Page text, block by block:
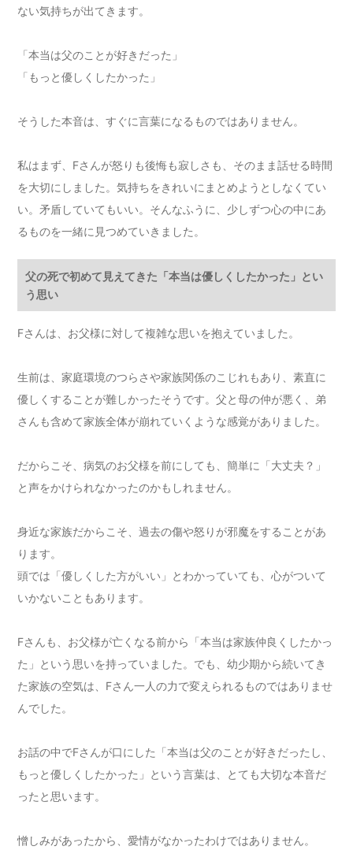
ない気持ちが出てきます。
「本当は父のことが好きだった」
「もっと優しくしたかった」
そうした本音は、すぐに言葉になるものではありません。
私はまず、Fさんが怒りも後悔も寂しさも、そのまま話せる時間
を大切にしました。気持ちをきれいにまとめようとしなくてい
い。矛盾していてもいい。そんなふうに、少しずつ心の中にあ
るものを一緒に見つめていきました。
父の死で初めて見えてきた「本当は優しくしたかった」とい
う思い
Fさんは、お父様に対して複雑な思いを抱えていました。
生前は、家庭環境のつらさや家族関係のこじれもあり、素直に
優しくすることが難しかったそうです。父と母の仲が悪く、弟
さんも含めて家族全体が崩れていくような感覚がありました。
だからこそ、病気のお父様を前にしても、簡単に「大丈夫？」
と声をかけられなかったのかもしれません。
身近な家族だからこそ、過去の傷や怒りが邪魔をすることがあ
ります。
頭では「優しくした方がいい」とわかっていても、心がついて
いかないこともあります。
Fさんも、お父様が亡くなる前から「本当は家族仲良くしたかっ
た」という思いを持っていました。でも、幼少期から続いてき
た家族の空気は、Fさん一人の力で変えられるものではありませ
んでした。
お話の中でFさんが口にした「本当は父のことが好きだったし、
もっと優しくしたかった」という言葉は、とても大切な本音だ
ったと思います。
憎しみがあったから、愛情がなかったわけではありません。